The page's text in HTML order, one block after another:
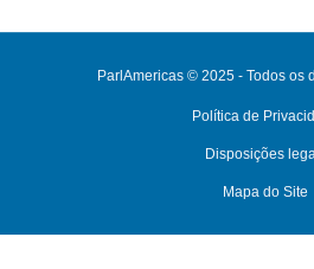
ParlAmericas © 2025 - Todos os
Política de
Disposições
Mapa do Site